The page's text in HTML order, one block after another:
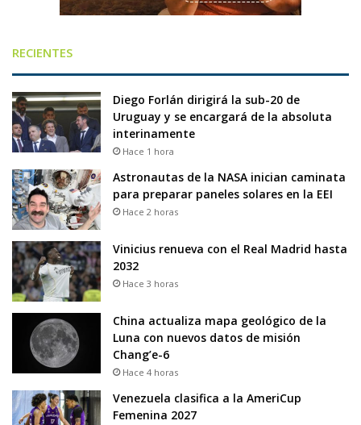
RECIENTES
Diego Forlán dirigirá la sub-20 de
Uruguay y se encargará de la absoluta
interinamente
Hace 1 hora
Astronautas de la NASA inician caminata
para preparar paneles solares en la EEI
Hace 2 horas
Vinicius renueva con el Real Madrid hasta
2032
Hace 3 horas
China actualiza mapa geológico de la
Luna con nuevos datos de misión
Chang’e-6
Hace 4 horas
Venezuela clasifica a la AmeriCup
Femenina 2027